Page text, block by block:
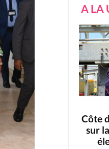
A LA
Côte
sur